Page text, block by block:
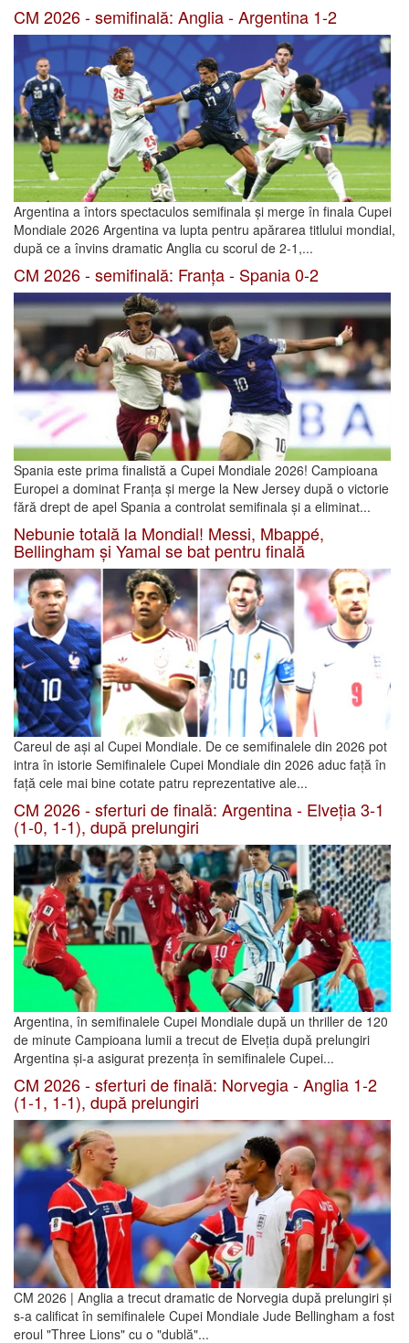
CM 2026 - semifinală: Anglia - Argentina 1-2
Argentina a întors spectaculos semifinala și merge în finala Cupei
Mondiale 2026 Argentina va lupta pentru apărarea titlului mondial,
după ce a învins dramatic Anglia cu scorul de 2-1,...
CM 2026 - semifinală: Franța - Spania 0-2
Spania este prima finalistă a Cupei Mondiale 2026! Campioana
Europei a dominat Franța și merge la New Jersey după o victorie
fără drept de apel Spania a controlat semifinala și a eliminat...
Nebunie totală la Mondial! Messi, Mbappé,
Bellingham și Yamal se bat pentru finală
Careul de ași al Cupei Mondiale. De ce semifinalele din 2026 pot
intra în istorie Semifinalele Cupei Mondiale din 2026 aduc față în
față cele mai bine cotate patru reprezentative ale...
CM 2026 - sferturi de finală: Argentina - Elveția 3-1
(1-0, 1-1), după prelungiri
Argentina, în semifinalele Cupei Mondiale după un thriller de 120
de minute Campioana lumii a trecut de Elveția după prelungiri
Argentina și-a asigurat prezența în semifinalele Cupei...
CM 2026 - sferturi de finală: Norvegia - Anglia 1-2
(1-1, 1-1), după prelungiri
CM 2026 | Anglia a trecut dramatic de Norvegia după prelungiri și
s-a calificat în semifinalele Cupei Mondiale Jude Bellingham a fost
eroul "Three Lions" cu o "dublă"...